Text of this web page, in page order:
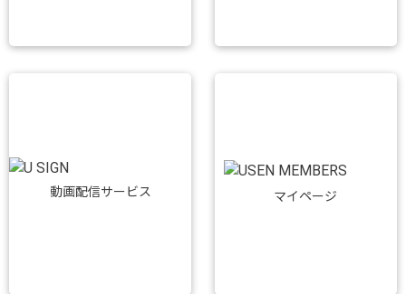
動画配信サービス マイページ